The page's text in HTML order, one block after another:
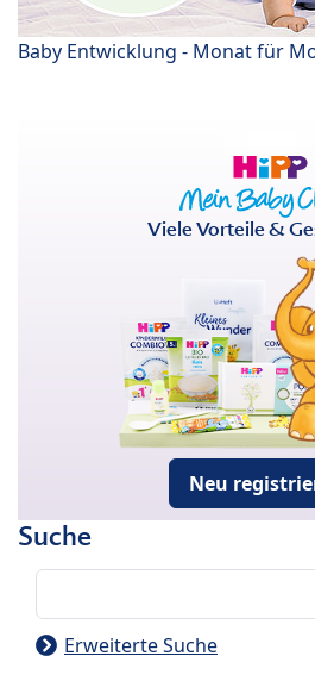
Baby Entwicklung - Monat für
Viele Vorteile &
Neu
Suche
Erweiterte Suche